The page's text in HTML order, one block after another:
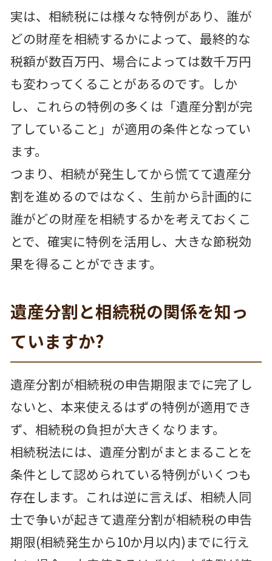
実は、相続税には様々な特例があり、誰が
どの財産を相続するかによって、最終的な
税額が数百万円、場合によっては数千万円
も変わってくることがあるのです。しか
し、これらの特例の多くは「遺産分割が完
了していること」が適用の条件となってい
ます。
つまり、相続が発生してから慌てて遺産分
割を進めるのではなく、生前から計画的に
誰がどの財産を相続するかを考えておくこ
とで、確実に特例を活用し、大きな節税効
果を得ることができます。
遺産分割と相続税の関係を知っ
ていますか?
遺産分割が相続税の申告期限までに完了し
ないと、本来使えるはずの特例が適用でき
ず、相続税の負担が大きくなります。
相続税法には、遺産分割がまとまることを
条件として認められている特例がいくつも
存在します。これは逆に言えば、相続人同
士で争いが起きて遺産分割が相続税の申告
期限(相続発生から10か月以内)までに行え